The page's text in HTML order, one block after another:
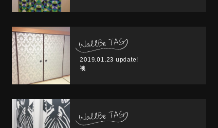
2019.01.23 update!
襖